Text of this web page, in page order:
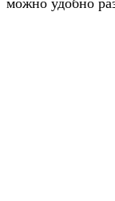
можно удобно